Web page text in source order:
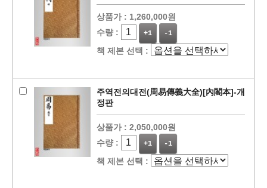
상품가 : 1,260,000원
수량 :
+1 -1
책 제본 선택 :
주역전의대전(周易傳義大全)[內閣本]-개
정판
상품가 : 2,050,000원
수량 :
+1 -1
책 제본 선택 :